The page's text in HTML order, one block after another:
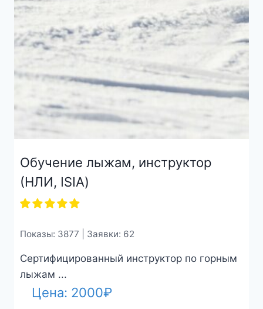
Обучение лыжам, инструктор
(НЛИ, ISIA)
Показы: 3877 | Заявки: 62
Сертифицированный инструктор по горным
лыжам ...
Цена: 2000₽